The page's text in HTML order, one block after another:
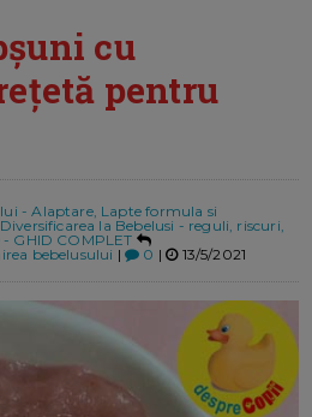
cu
pentru
- Alaptare, Lapte formula si
Diversificarea la Bebelusi - reguli, riscuri,
GHID COMPLET
bebelusului | 0 | 13/5/2021